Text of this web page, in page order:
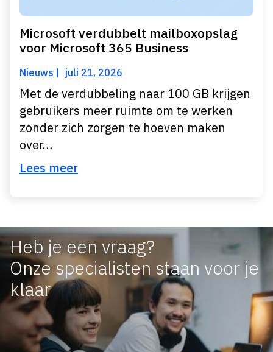
Microsoft verdubbelt mailboxopslag
voor Microsoft 365 Business
Nieuws juli 21, 2026
Met de verdubbeling naar 100 GB krijgen
gebruikers meer ruimte om te werken
zonder zich zorgen te hoeven maken
over…
Lees meer
Heb je een vraag?
Onze specialisten staan voor je
klaar